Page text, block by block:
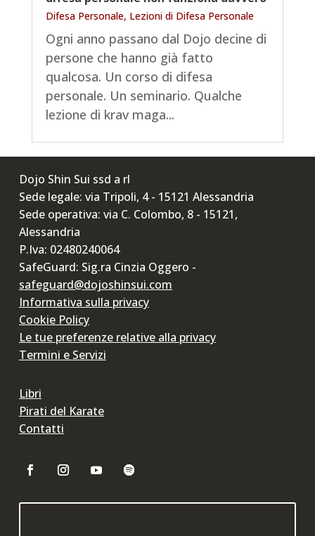
Difesa Personale, Lezioni di Difesa Personale
Ogni anno passano dal Dojo decine di
persone che hanno già fatto
qualcosa. Un corso di difesa
personale. Un seminario. Qualche
lezione di krav maga...
Dojo Shin Sui ssd a rl
Sede legale: via Tripoli, 4 - 15121 Alessandria
Sede operativa: via C. Colombo, 8 - 15121,
Alessandria
P.Iva: 02480240064
SafeGuard: Sig.ra Cinzia Oggero -
safeguard@dojoshinsui.com
Informativa sulla privacy
Cookie Policy
Le tue preferenze relative alla privacy
Termini e Servizi
Libri
Pirati del Karate
Contatti